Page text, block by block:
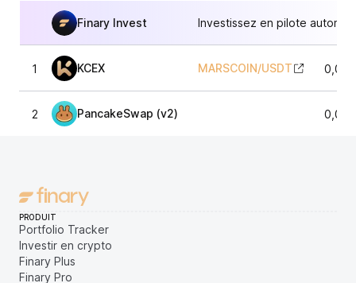
Finary Invest Investissez en pilote
1 KCEX MARSCOIN/USDT
2 PancakeSwap (v2)
PRODUIT
Portfolio Tracker
Investir en crypto
Finary Plus
Finary Pro